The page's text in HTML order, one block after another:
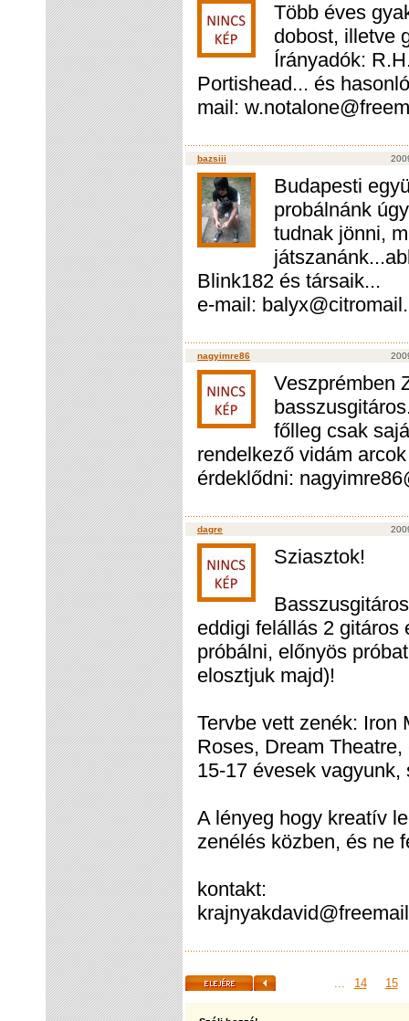
Több éves
dobost, illetve
Írányadók:
Portishead... és
mail:
bazsiii
Budapesti
probálnánk
tudnak jönni,
Blink182 és társaik...
e-mail:
nagyimre86
Veszprémben
főlleg csak
rendelkező vidám
érdeklődni:
dagre
Sziasztok!
eddigi felállás 2 gitáros
próbálni, előnyös
elosztjuk majd)!
Tervbe vett zenék: Iron
Roses, Dream
15-17 évesek
A lényeg hogy kreatív
zenélés közben, és ne
kontakt:
... 14 15